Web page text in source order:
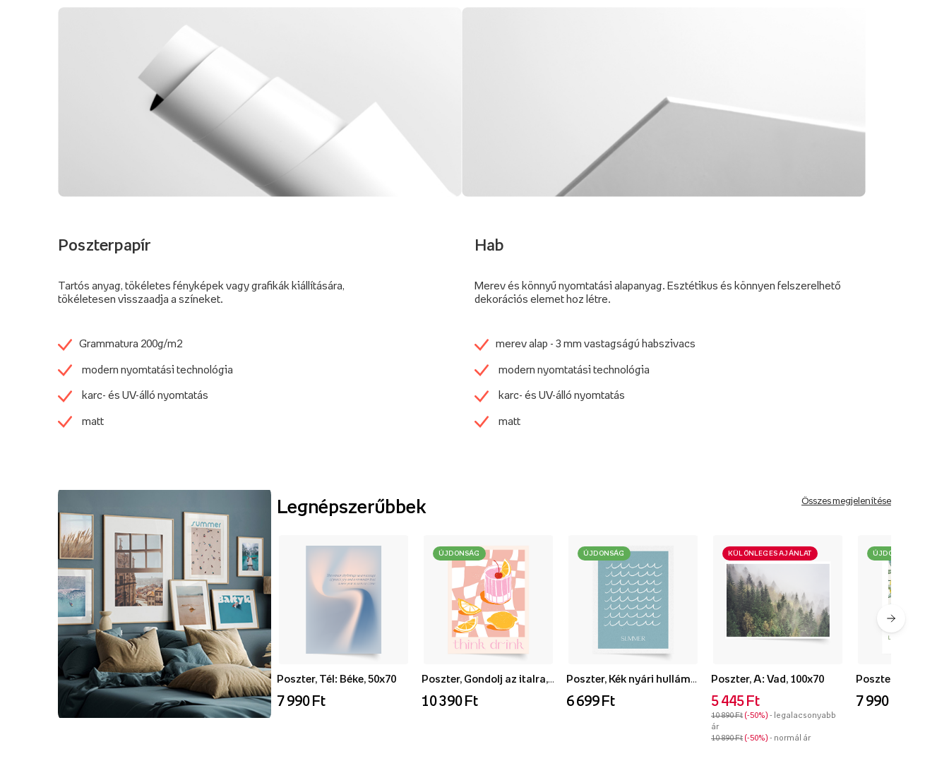
Poszterpapír
Tartós anyag, tökéletes fényképek vagy grafikák kiállítására,
tökéletesen visszaadja a színeket.
Grammatura 200g/m2
modern nyomtatási technológia
karc- és UV-álló nyomtatás
matt
Hab
Merev és könnyű nyomtatási alapanyag. Esztétikus és könnyen felszerelhető
dekorációs elemet hoz létre.
merev alap - 3 mm vastagságú habszivacs
modern nyomtatási technológia
karc- és UV-álló nyomtatás
matt
Legnépszerűbbek Összes megjelenítése
Poszter, Tél: Béke, 50x70
7 990 Ft
ÚJDONSÁG
Poszter, Gondolj az italra, 70x100
10 390 Ft
ÚJDONSÁG
Poszter, Kék nyári hullámok, 50x70
6 699 Ft
KÜLÖNLEGES AJÁNLAT
Poszter, A: Vad, 100x70
5 445 Ft
10 890 Ft -50% - legalacsonyabb
ár
10 890 Ft -50% - normál ár
ÚJDONSÁG
7 990 Ft